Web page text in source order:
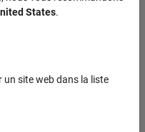
du menu
States.
un site web dans la liste